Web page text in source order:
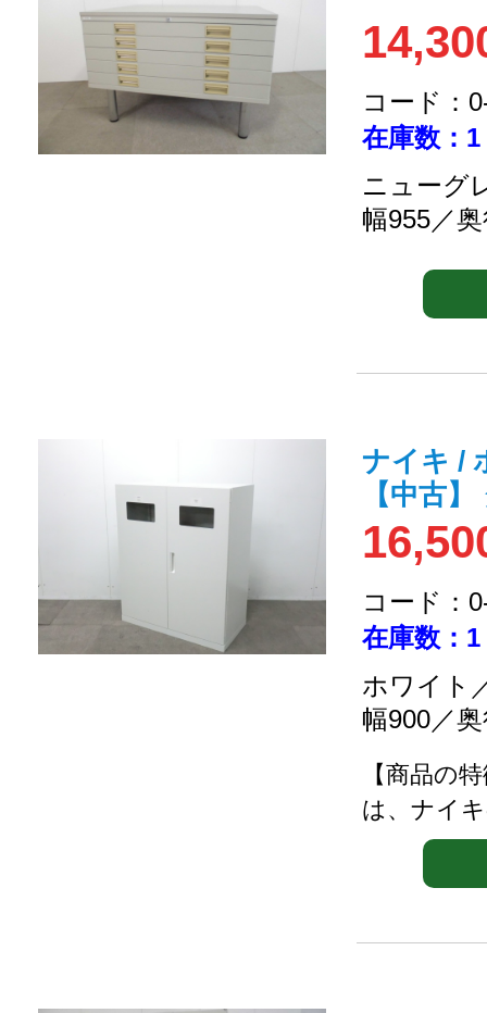
コード：
在庫数：1
ニューグ
幅955／
ナイキ /
【中古
コード：
在庫数：1
ホワイト
幅900／
【商品の
は、ナイ